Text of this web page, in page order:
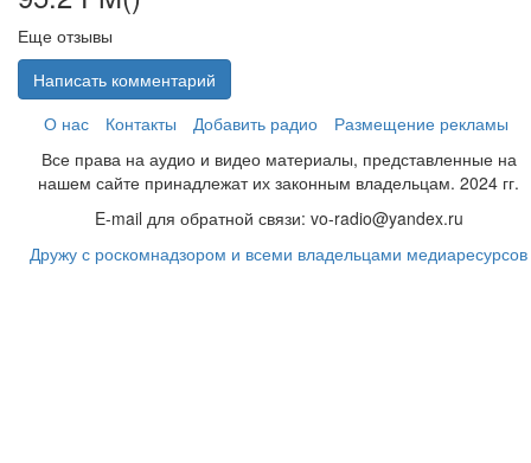
Еще отзывы
Написать комментарий
О нас
Контакты Добавить радио
Размещение рекламы
Все права на аудио и видео материалы, представленные на
нашем сайте принадлежат их законным владельцам. 2024 гг.
E-mail для обратной связи: vo-radio@yandex.ru
Дружу с роскомнадзором и всеми владельцами медиаресурсов